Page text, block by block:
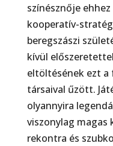
színésznője
kooperatív-
beregszászi
kívül
eltöltésének ezt
társaival űzött.
olyannyira
viszonylag
re­kontra és